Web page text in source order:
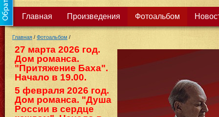
Главная Произведения Фотоальбом
Главная / Фотоальбом /
27 марта 2026 год.
Дом романса.
"Притяжение Баха".
Начало в 19.00.
5 февраля 2026 год.
Дом романса. "Душа
России в сердце